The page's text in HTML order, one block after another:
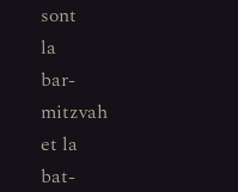
sont
la
bar-
mitzvah
et la
bat-